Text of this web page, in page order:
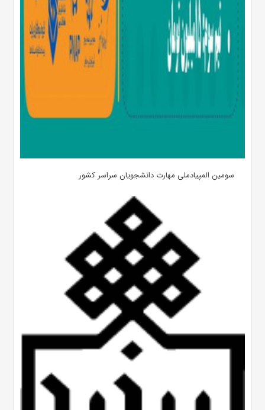
سومین المپیادملی مهارت دانشجویان سراسر کشور